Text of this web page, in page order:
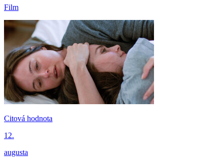
Film
Citová hodnota
12.
augusta